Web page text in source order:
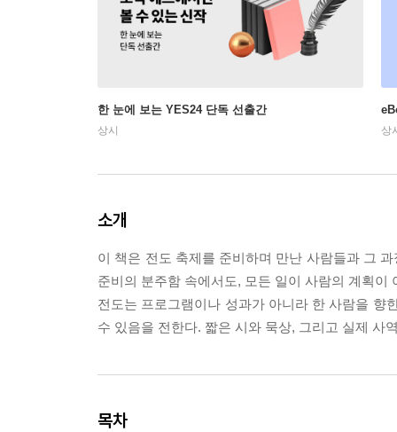
한 눈에 보는 YES24 단독 선출간
상시 상
소개
이 책은 전도 축제를 준비하며 만난 사람들과 그
준비의 분주함 속에서도, 모든 일이 사람의 계획이
전도는 프로그램이나 성과가 아니라 한 사람을 향
수 있음을 전한다. 짧은 시와 묵상, 그리고 실제 사
목차